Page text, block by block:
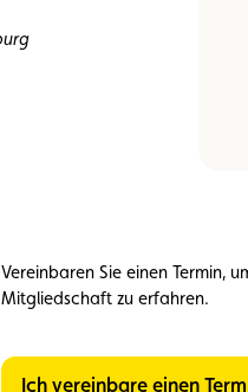
Vereinbaren Sie einen Termin,
Mitgliedschaft zu erfahren.
Ich vereinbare einen